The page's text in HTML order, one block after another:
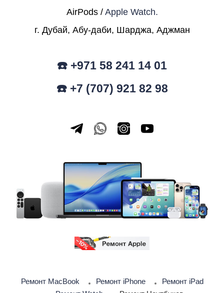
AirPods / Apple Watch.
г. Дубай, Абу-даби, Шарджа, Аджман
☎️ +971 58 241 14 01
☎️ +7 (707) 921 82 98
Ремонт MacBook Ремонт iPhone
Ремонт iPad